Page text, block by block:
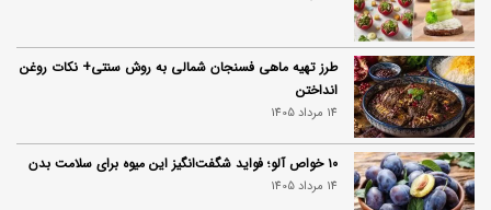
طرز تهیه ماهی فسنجان شمالی به روش سنتی+ نکات روغن
انداختن
14 مرداد 1405
۱۰ خواص آلو؛ فواید شگفت‌انگیز این میوه برای سلامت بدن
14 مرداد 1405